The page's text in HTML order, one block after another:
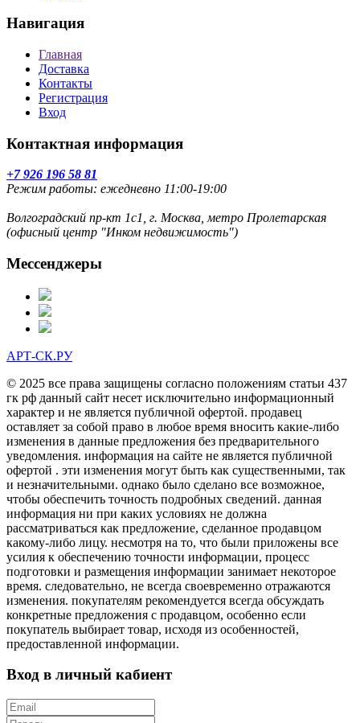
Навигация
Главная
Доставка
Контакты
Регистрация
Вход
Контактная информация
+7 926 196 58 81
Режим работы: ежедневно 11:00-19:00
Волгоградский пр-кт 1с1, г. Москва, метро Пролетарская
(офисный центр "Инком недвижимость")
Мессенджеры
АРТ-СК.РУ
© 2025 все права защищены согласно положениям статьи 437
гк рф данный сайт несет исключительно информационный
характер и не является публичной офертой. продавец
оставляет за собой право в любое время вносить какие-либо
изменения в данные предложения без предварительного
уведомления. информация на сайте не является публичной
офертой . эти изменения могут быть как существенными, так
и незначительными. однако было сделано все возможное,
чтобы обеспечить точность подробных сведений. данная
информация ни при каких условиях не должна
рассматриваться как предложение, сделанное продавцом
какому-либо лицу. несмотря на то, что были приложены все
усилия к обеспечению точности информации, процесс
подготовки и размещения информации занимает некоторое
время. следовательно, не всегда своевременно отражаются
изменения. покупателям рекомендуется всегда обсуждать
конкретные предложения с продавцом, особенно если
покупатель выбирает товар, исходя из особенностей,
предоставленной информации.
Вход в личный кабиент